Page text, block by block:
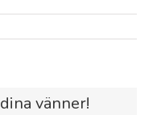
vänner!